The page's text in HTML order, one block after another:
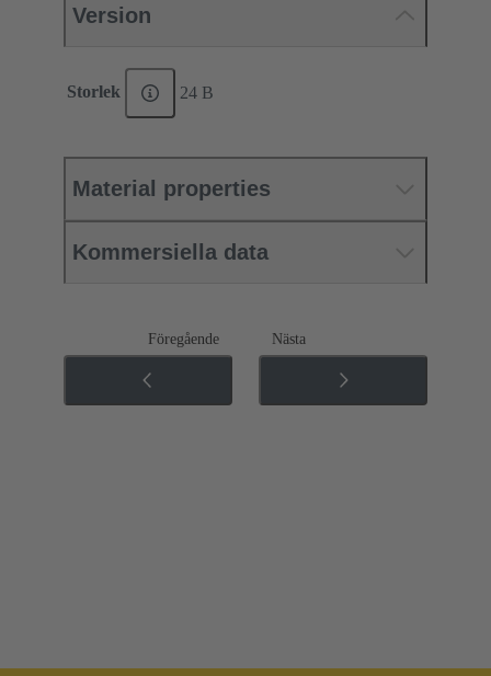
Version
Storlek 24 B
Material properties
Kommersiella data
Föregående Nästa